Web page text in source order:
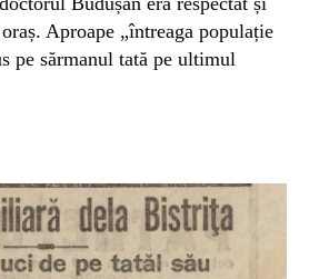
Aproape „întreaga populație
pe sărmanul tată pe ultimul